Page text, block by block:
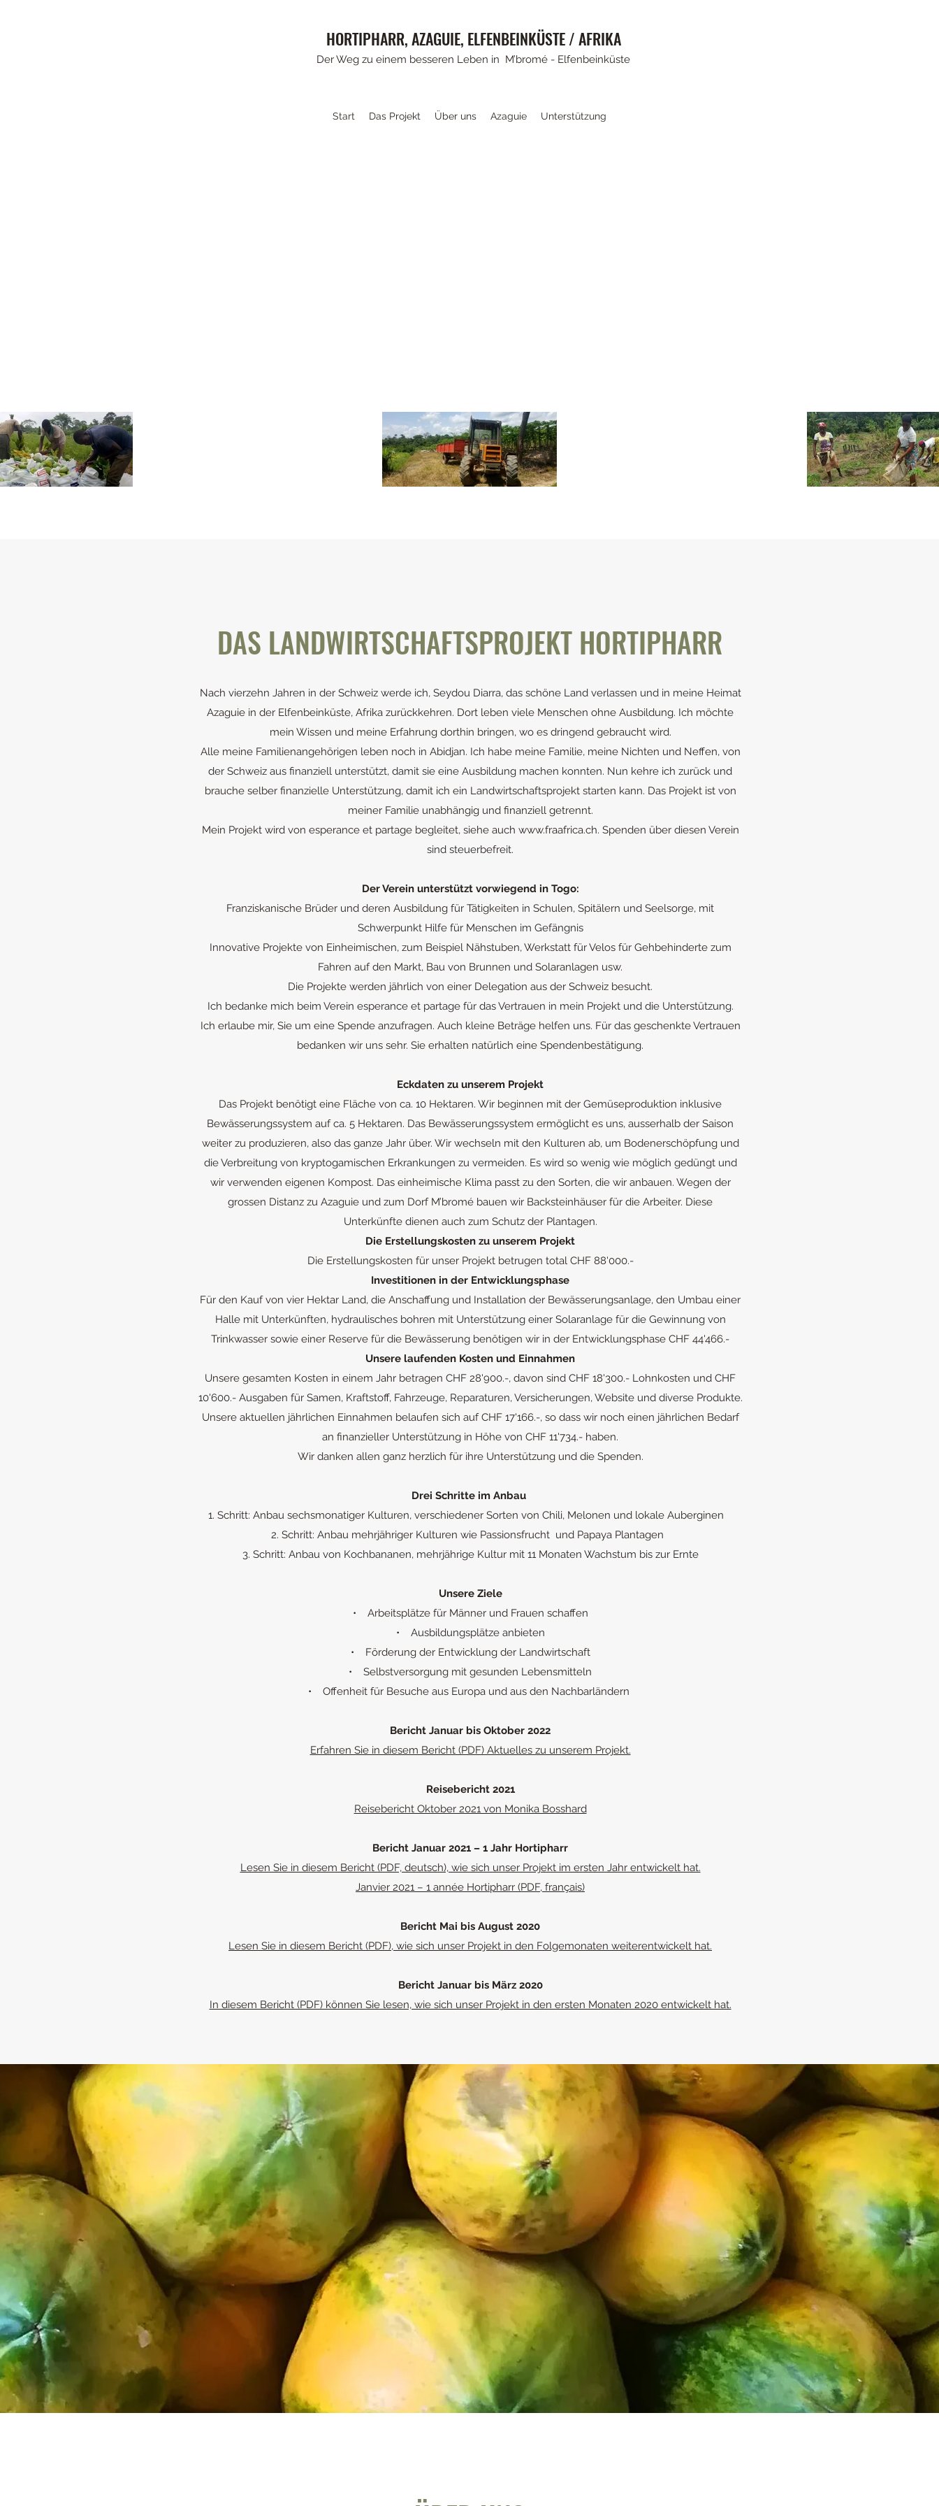
HORTIPHARR, AZAGUIE, ELFENBEINKÜSTE / AFRIKA
Der Weg zu einem besseren Leben in M’bromé - Elfenbeinküste
Start Das Projekt Über uns Azaguie Unterstützung
DAS LANDWIRTSCHAFTSPROJEKT HORTIPHARR
Nach vierzehn Jahren in der Schweiz werde ich, Seydou Diarra, das schöne Land verlassen und in meine Heimat
Azaguie in der Elfenbeinküste, Afrika zurückkehren. Dort leben viele Menschen ohne Ausbildung. Ich möchte
mein Wissen und meine Erfahrung dorthin bringen, wo es dringend gebraucht wird.
Alle meine Familienangehörigen leben noch in Abidjan. Ich habe meine Familie, meine Nichten und Neffen, von
der Schweiz aus finanziell unterstützt, damit sie eine Ausbildung machen konnten. Nun kehre ich zurück und
brauche selber finanzielle Unterstützung, damit ich ein Landwirtschaftsprojekt starten kann. Das Projekt ist von
meiner Familie unabhängig und finanziell getrennt.
Mein Projekt wird von esperance et partage begleitet, siehe auch www.fraafrica.ch. Spenden über diesen Verein
sind steuerbefreit.
Der Verein unterstützt vorwiegend in Togo:
Franziskanische Brüder und deren Ausbildung für Tätigkeiten in Schulen, Spitälern und Seelsorge, mit
Schwerpunkt Hilfe für Menschen im Gefängnis
Innovative Projekte von Einheimischen, zum Beispiel Nähstuben, Werkstatt für Velos für Gehbehinderte zum
Fahren auf den Markt, Bau von Brunnen und Solaranlagen usw.
Die Projekte werden jährlich von einer Delegation aus der Schweiz besucht.
Ich bedanke mich beim Verein esperance et partage für das Vertrauen in mein Projekt und die Unterstützung.
Ich erlaube mir, Sie um eine Spende anzufragen. Auch kleine Beträge helfen uns. Für das geschenkte Vertrauen
bedanken wir uns sehr. Sie erhalten natürlich eine Spendenbestätigung.
Eckdaten zu unserem Projekt
Das Projekt benötigt eine Fläche von ca. 10 Hektaren. Wir beginnen mit der Gemüseproduktion inklusive
Bewässerungssystem auf ca. 5 Hektaren. Das Bewässerungssystem ermöglicht es uns, ausserhalb der Saison
weiter zu produzieren, also das ganze Jahr über. Wir wechseln mit den Kulturen ab, um Bodenerschöpfung und
die Verbreitung von kryptogamischen Erkrankungen zu vermeiden. Es wird so wenig wie möglich gedüngt und
wir verwenden eigenen Kompost. Das einheimische Klima passt zu den Sorten, die wir anbauen. Wegen der
grossen Distanz zu Azaguie und zum Dorf M’bromé bauen wir Backsteinhäuser für die Arbeiter. Diese
Unterkünfte dienen auch zum Schutz der Plantagen.
Die Erstellungskosten zu unserem Projekt
Die Erstellungskosten für unser Projekt betrugen total CHF 88'000.-
Investitionen in der Entwicklungsphase
Für den Kauf von vier Hektar Land, die Anschaffung und Installation der Bewässerungsanlage, den Umbau einer
Halle mit Unterkünften, hydraulisches bohren mit Unterstützung einer Solaranlage für die Gewinnung von
Trinkwasser sowie einer Reserve für die Bewässerung benötigen wir in der Entwicklungsphase CHF 44'466.-
Unsere laufenden Kosten und Einnahmen
Unsere gesamten Kosten in einem Jahr betragen CHF 28'900.-, davon sind CHF 18'300.- Lohnkosten und CHF
10'600.- Ausgaben für Samen, Kraftstoff, Fahrzeuge, Reparaturen, Versicherungen, Website und diverse Produkte.
Unsere aktuellen jährlichen Einnahmen belaufen sich auf CHF 17'166.-, so dass wir noch einen jährlichen Bedarf
an finanzieller Unterstützung in Höhe von CHF 11'734.- haben.
Wir danken allen ganz herzlich für ihre Unterstützung und die Spenden.
Drei Schritte im Anbau
1. Schritt: Anbau sechsmonatiger Kulturen, verschiedener Sorten von Chili, Melonen und lokale Auberginen
2. Schritt: Anbau mehrjähriger Kulturen wie Passionsfrucht und Papaya Plantagen
3. Schritt: Anbau von Kochbananen, mehrjährige Kultur mit 11 Monaten Wachstum bis zur Ernte
Unsere Ziele
• Arbeitsplätze für Männer und Frauen schaffen
• Ausbildungsplätze anbieten
• Förderung der Entwicklung der Landwirtschaft
• Selbstversorgung mit gesunden Lebensmitteln
• Offenheit für Besuche aus Europa und aus den Nachbarländern
Bericht Januar bis Oktober 2022
Erfahren Sie in diesem Bericht (PDF) Aktuelles zu unserem Projekt.
Reisebericht 2021
Reisebericht Oktober 2021 von Monika Bosshard
Bericht Januar 2021 – 1 Jahr Hortipharr
Lesen Sie in diesem Bericht (PDF, deutsch), wie sich unser Projekt im ersten Jahr entwickelt hat.
Janvier 2021 – 1 année Hortipharr (PDF, français)
Bericht Mai bis August 2020
Lesen Sie in diesem Bericht (PDF), wie sich unser Projekt in den Folgemonaten weiterentwickelt hat.
Bericht Januar bis März 2020
In diesem Bericht (PDF) können Sie lesen, wie sich unser Projekt in den ersten Monaten 2020 entwickelt hat.